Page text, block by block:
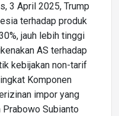
3 April 2025, Trump
terhadap produk
jauh lebih tinggi
AS terhadap
kebijakan non-tarif
Komponen
impor yang
Subianto